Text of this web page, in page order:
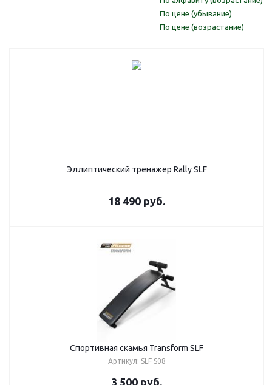
По цене (убывание)
По цене (возрастание)
Эллиптический тренажер Rally SLF
18 490 руб.
Спортивная скамья Transform SLF
Артикул: SLF S08
3 500 руб.